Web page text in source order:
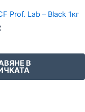
Prof. Lab – Black 1кг
В